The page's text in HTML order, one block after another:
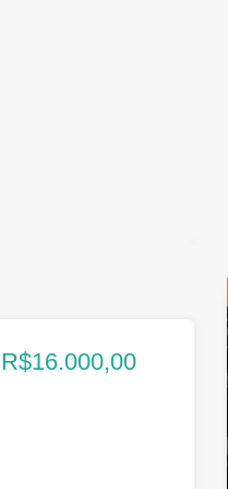
R$16.000,00